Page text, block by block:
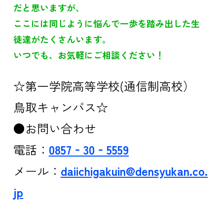
だと思いますが、
ここには同じように悩んで一歩を踏み出した生
徒達がたくさんいます。
いつでも、お気軽にご相談ください！
☆第一学院高等学校(通信制高校）
鳥取キャンパス☆
●お問い合わせ
電話： 0857‐30‐5559
メール： daiichigakuin@densyukan.co.
jp